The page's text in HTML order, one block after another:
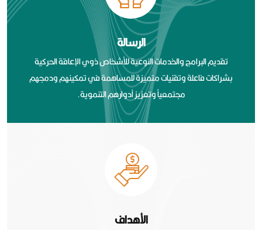
الرسالة
تقديم البرامج والخدمات النوعية للأشخاص ذوي الإعاقة الحركية
بشراكات فاعلة وتقنيات متميزة للمساهمة في تمكينهم ودمجهم
مجتمعياً وتعزيز أدوارهم التنموية.
الأهداف